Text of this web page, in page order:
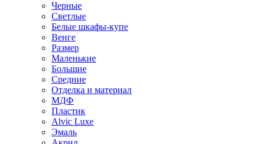
Черные
Светлые
Белые шкафы-купе
Венге
Размер
Маленькие
Большие
Средние
Отделка и материал
МДФ
Пластик
Alvic Luxe
Эмаль